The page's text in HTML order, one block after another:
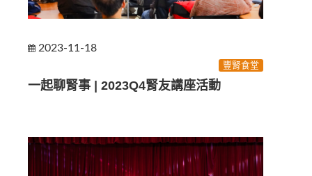
2023-11-18
豐腎食堂
一起聊腎事 | 2023Q4腎友講座活動